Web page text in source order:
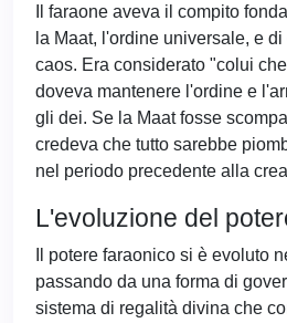
Il faraone aveva il compito
la Maat, l'ordine universale, e di
caos. Era considerato "colui
doveva mantenere l'ordine e
gli dei. Se la Maat fosse
credeva che tutto sarebbe
nel periodo precedente alla
L'evoluzione del
Il potere faraonico si è evoluto
passando da una forma di
sistema di regalità divina che